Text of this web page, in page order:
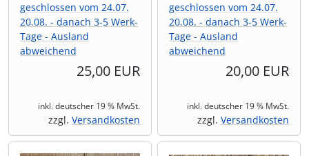
geschlossen vom 24.07.
20.08. - danach 3-5 Werk-
Tage - Ausland
abweichend
25,00 EUR
inkl. deutscher 19 % MwSt.
zzgl. Versandkosten
geschlossen vom 24.07.
20.08. - danach 3-5 Werk-
Tage - Ausland
abweichend
20,00 EUR
inkl. deutscher 19 % MwSt.
zzgl. Versandkosten